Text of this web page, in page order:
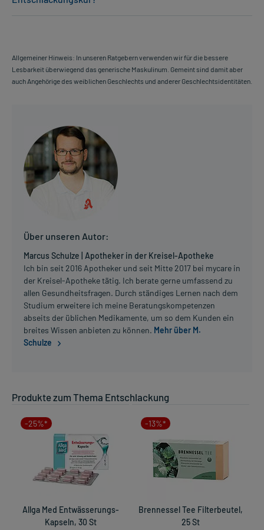
Allgemeiner Hinweis: In unseren Ratgebern verwenden wir für die bessere
Lesbarkeit überwiegend das generische Maskulinum. Gemeint sind damit aber
auch Angehörige des weiblichen Geschlechts und anderer Geschlechtsidentitäten.
Über unseren Autor:
Marcus Schulze | Apotheker in der Kreisel-Apotheke
Ich bin seit 2016 Apotheker und seit Mitte 2017 bei mycare in
der Kreisel-Apotheke tätig. Ich berate gerne umfassend zu
allen Gesundheitsfragen. Durch ständiges Lernen nach dem
Studium erweitere ich meine Beratungskompetenzen
abseits der üblichen Medikamente, um so dem Kunden ein
breites Wissen anbieten zu können. Mehr über M.
Schulze
Produkte zum Thema Entschlackung
-25%*
Allga Med Entwässerungs-
Kapseln, 30 St
-13%*
Brennessel Tee Filterbeutel,
25 St